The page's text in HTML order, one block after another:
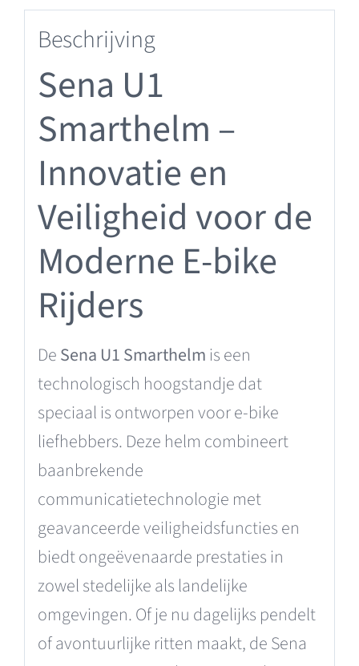
Beschrijving
Sena U1
Smarthelm –
Innovatie en
Veiligheid voor de
Moderne E-bike
Rijders
DeSena U1 Smarthelm is een
technologisch hoogstandje dat
speciaal is ontworpen voor e-bike
liefhebbers. Deze helm combineert
baanbrekende
communicatietechnologie met
geavanceerde veiligheidsfuncties en
biedt ongeëvenaarde prestaties in
zowel stedelijke als landelijke
omgevingen. Of je nu dagelijks pendelt
of avontuurlijke ritten maakt, de Sena